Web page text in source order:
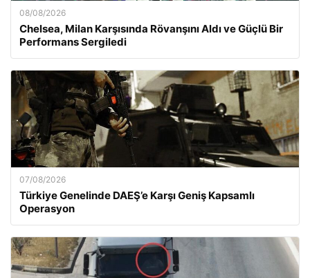
08/08/2026
Chelsea, Milan Karşısında Rövanşını Aldı ve Güçlü Bir
Performans Sergiledi
07/08/2026
Türkiye Genelinde DAEŞ’e Karşı Geniş Kapsamlı
Operasyon